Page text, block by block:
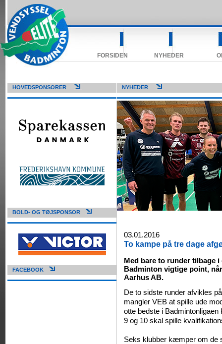
FORSIDEN NYHEDER
HOVEDSPONSORER NYHEDER
BOLD- OG TØJSPONSOR
FACEBOOK
03.01.2016
To kampe på tre dage
Med bare to runder tilbage
Badminton vigtige point,
Aarhus AB.
De to sidste runder afvikles
mangler VEB at spille ude
otte bedste i
9 og 10 skal spille
Seks klubber kæmper om de